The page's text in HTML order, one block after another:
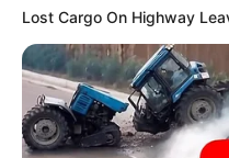
Lost Cargo On Highway